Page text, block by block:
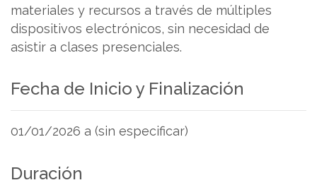
materiales y recursos a través de múltiples
dispositivos electrónicos, sin necesidad de
asistir a clases presenciales.
Fecha de Inicio y Finalización
01/01/2026 a (sin especificar)
Duración